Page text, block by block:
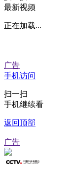
最新视频
正在加载...
广告
手机访问
扫一扫
手机继续看
返回顶部
广告